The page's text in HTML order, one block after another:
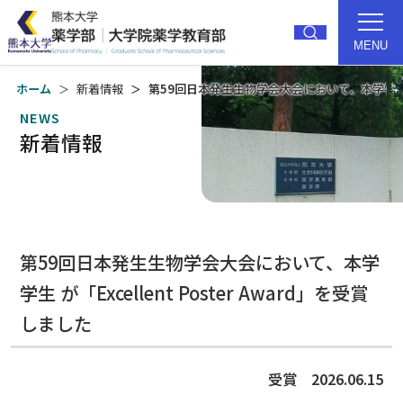
ホーム 新着情報 第59回日本発生生物学会大会において、本学
NEWS
新着情報
第59回日本発生生物学会大会において、本学
学生 が「Excellent Poster Award」を受賞
しました
受賞 2026.06.15
MENU
トップ 薬学部紹介
入試 キャンパス
受験生の方